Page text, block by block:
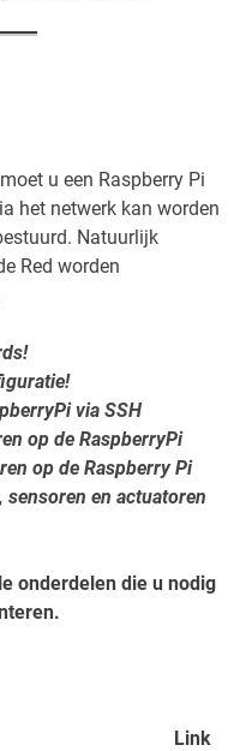
u een Raspberry Pi
het netwerk kan worden
Natuurlijk
Red worden
via SSH
op de RaspberryPi
op de Raspberry Pi
sensoren en actuatoren
onderdelen die u nodig
Link